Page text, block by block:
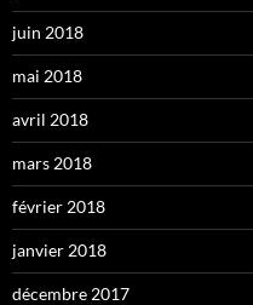
juin 2018
mai 2018
avril 2018
mars 2018
février 2018
janvier 2018
décembre 2017